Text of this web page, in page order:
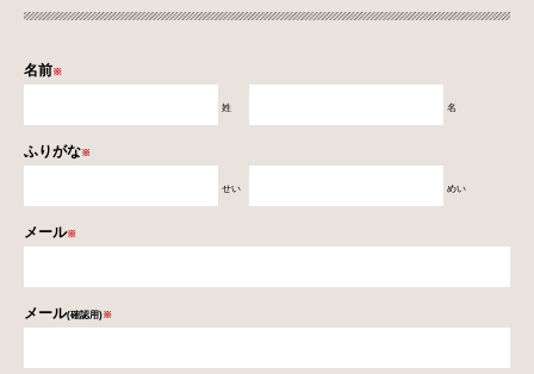
名前※
姓 名
ふりがな※
せい めい
メール※
メール(確認用)※